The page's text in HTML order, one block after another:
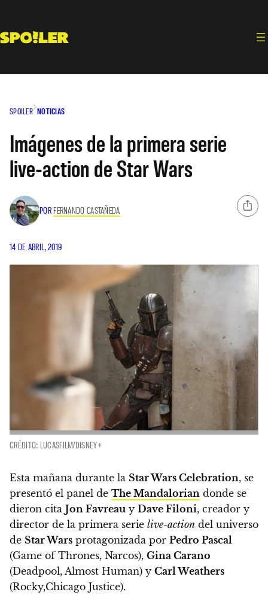
contenido
SPOILER NOTICIAS
Imágenes de la primera serie
live-action de Star Wars
POR FERNANDO CASTAÑEDA
14 DE ABRIL, 2019
CRÉDITO: LUCASFILM/DISNEY+
Esta mañana durante la Star Wars Celebration, se
presentó el panel de The Mandalorian donde se
dieron cita Jon Favreauy Dave Filoni, creador y
director de la primera serie live-action del universo
de Star Wars protagonizada por Pedro Pascal
(Game of Thrones, Narcos), Gina Carano
(Deadpool, Almost Human) y Carl Weathers
(Rocky,Chicago Justice).